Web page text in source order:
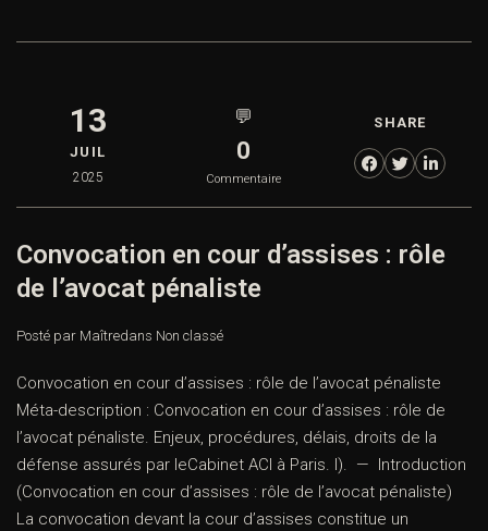
13
JUIL
2025
💬
0
Commentaire
SHARE
Convocation en cour d’assises : rôle
de l’avocat pénaliste
Posté par Maîtredans Non classé
Convocation en cour d’assises : rôle de l’avocat pénaliste
Méta-description : Convocation en cour d’assises : rôle de
l’avocat pénaliste. Enjeux, procédures, délais, droits de la
défense assurés par leCabinet ACI à Paris. I). — Introduction
(Convocation en cour d’assises : rôle de l’avocat pénaliste)
La convocation devant la cour d’assises constitue un